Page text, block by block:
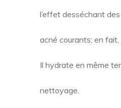
l’effet desséchant
acné courants; en fait,
Il hydrate en même
nettoyage.